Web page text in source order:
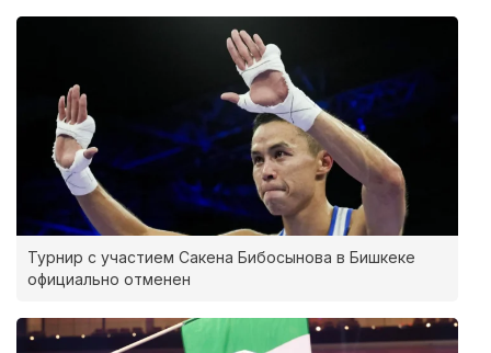
Турнир с участием Сакена Бибосынова в Бишкеке
официально отменен